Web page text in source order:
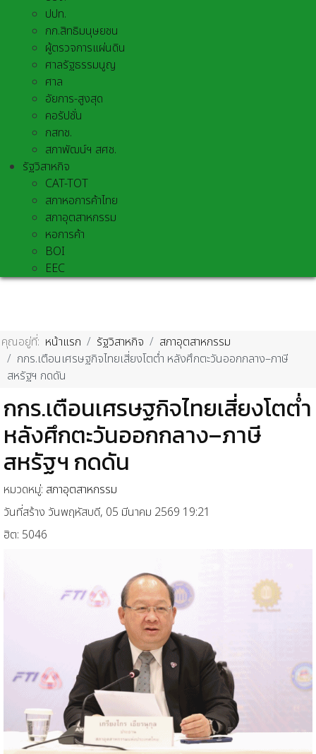
ปปท.
กก.สิทธิมนุษยชน
ผู้ตรวจการแผ่นดิน
ศาลรัฐธรรมนูญ
ศาล
อัยการ-สูงสุด
คอรัปชั่น
กสทช.
สภาพัฒน์ฯ สศช.
รัฐวิสาหกิจ
CAT-TOT
สภาหอการค้าไทย
สภาอุตสาหกรรม
หอการค้า
BOI
EEC
คุณอยู่ที่: หน้าแรก รัฐวิสาหกิจ
สภาอุตสาหกรรม
กกร.เตือนเศรษฐกิจไทยเสี่ยงโตต่ำ หลังศึกตะวันออกกลาง–ภาษี
สหรัฐฯ กดดัน
กกร.เตือนเศรษฐกิจไทยเสี่ยงโตต่ำ
หลังศึกตะวันออกกลาง–ภาษี
สหรัฐฯ กดดัน
หมวดหมู่: สภาอุตสาหกรรม
วันที่สร้าง วันพฤหัสบดี, 05 มีนาคม 2569 19:21
ฮิต: 5046